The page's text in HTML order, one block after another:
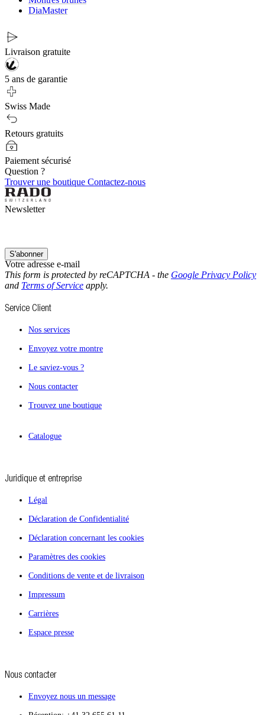
DiaMaster
Livraison gratuite
5 ans de garantie
Swiss Made
Retours gratuits
Paiement sécurisé
Question ?
Trouver une boutique Contactez-nous
Newsletter
Votre adresse e-mail
S'abonner
This form is protected by reCAPTCHA - the Google Privacy Policy
and Terms of Service apply.
Service Client
Nos services
Envoyez votre montre
Le saviez-vous ?
Nous contacter
Trouvez une boutique
Catalogue
Juridique et entreprise
Légal
Déclaration de Confidentialité
Déclaration concernant les cookies
Paramètres des cookies
Conditions de vente et de livraison
Impressum
Carrières
Espace presse
Nous contacter
Envoyez nous un message